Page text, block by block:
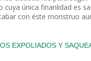
única finanlidad es
con éste monstruo
EXPOLIADOS Y